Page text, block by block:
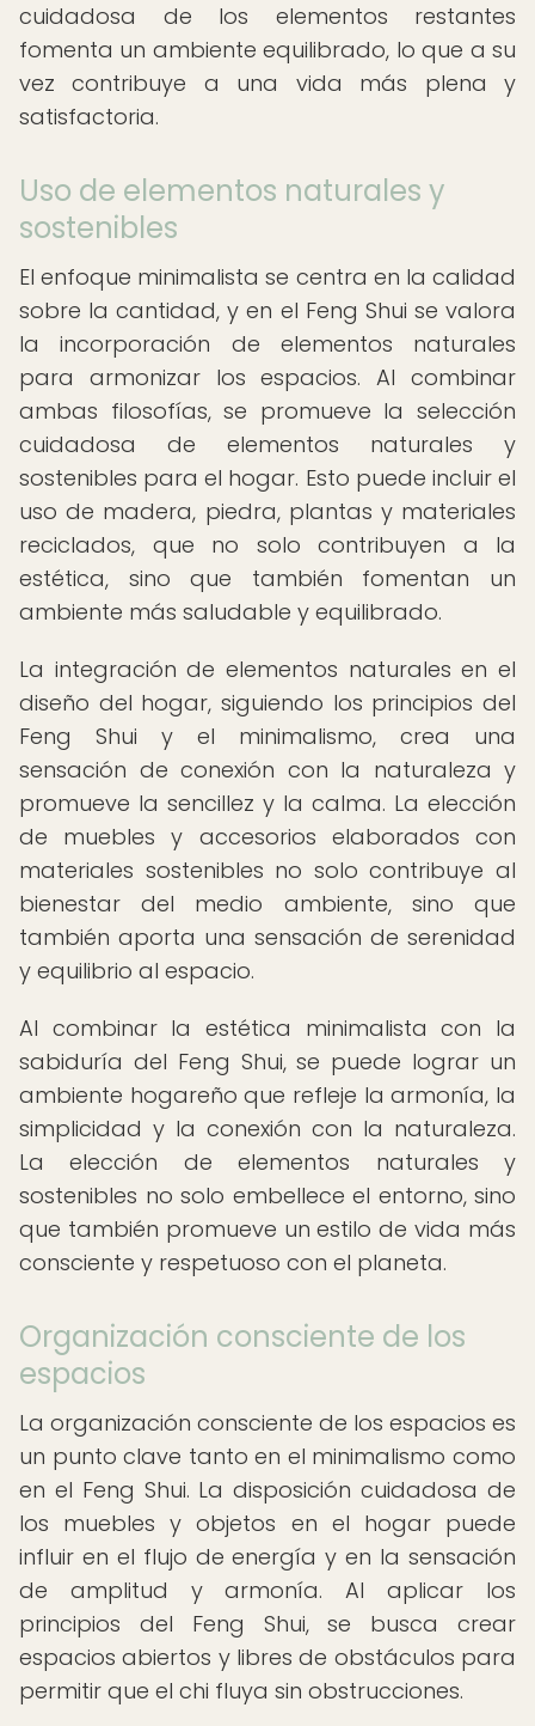
cuidadosa de los elementos restantes
fomenta un ambiente equilibrado, lo que a su
vez contribuye a una vida más plena y
satisfactoria.
Uso de elementos naturales y
sostenibles
El enfoque minimalista se centra en la calidad
sobre la cantidad, y en el Feng Shui se valora
la incorporación de elementos naturales
para armonizar los espacios. Al combinar
ambas filosofías, se promueve la selección
cuidadosa de elementos naturales y
sostenibles para el hogar. Esto puede incluir el
uso de madera, piedra, plantas y materiales
reciclados, que no solo contribuyen a la
estética, sino que también fomentan un
ambiente más saludable y equilibrado.
La integración de elementos naturales en el
diseño del hogar, siguiendo los principios del
Feng Shui y el minimalismo, crea una
sensación de conexión con la naturaleza y
promueve la sencillez y la calma. La elección
de muebles y accesorios elaborados con
materiales sostenibles no solo contribuye al
bienestar del medio ambiente, sino que
también aporta una sensación de serenidad
y equilibrio al espacio.
Al combinar la estética minimalista con la
sabiduría del Feng Shui, se puede lograr un
ambiente hogareño que refleje la armonía, la
simplicidad y la conexión con la naturaleza.
La elección de elementos naturales y
sostenibles no solo embellece el entorno, sino
que también promueve un estilo de vida más
consciente y respetuoso con el planeta.
Organización consciente de los
espacios
La organización consciente de los espacios es
un punto clave tanto en el minimalismo como
en el Feng Shui. La disposición cuidadosa de
los muebles y objetos en el hogar puede
influir en el flujo de energía y en la sensación
de amplitud y armonía. Al aplicar los
principios del Feng Shui, se busca crear
espacios abiertos y libres de obstáculos para
permitir que el chi fluya sin obstrucciones.